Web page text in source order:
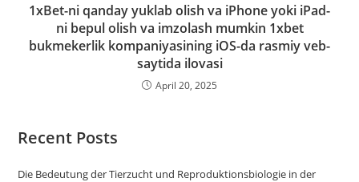
1xBet-ni qanday yuklab olish va iPhone yoki iPad-
ni bepul olish va imzolash mumkin 1xbet
bukmekerlik kompaniyasining iOS-da rasmiy veb-
saytida ilovasi
April 20, 2025
Recent Posts
Die Bedeutung der Tierzucht und Reproduktionsbiologie in der